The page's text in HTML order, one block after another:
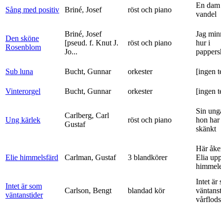
Sång med positiv Briné, Josef röst och piano
En
vandel
Den sköne
Rosenblom
Briné, Josef
[pseud. f. Knut J.
Jo...
röst och piano
Jag
hur i
Sub luna Bucht, Gunnar orkester [ingen
Vinterorgel Bucht, Gunnar orkester [ingen
Ung kärlek
Carlberg, Carl
Gustaf
röst och piano
Sin
hon
skänkt
Elie himmelsfärd Carlman, Gustaf 3 blandkörer
Här
Elia
Intet är som
väntanstider
Carlson, Bengt blandad kör
Intet är